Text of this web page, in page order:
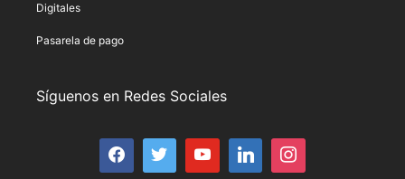
Digitales
Pasarela de pago
Síguenos en Redes Sociales